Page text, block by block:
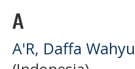
A
A'R, Daffa Wahyu